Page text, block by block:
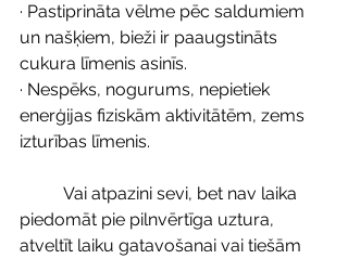
· Pastiprināta vēlme pēc saldumiem
un našķiem, bieži ir paaugstināts
cukura līmenis asinīs.
· Nespēks, nogurums, nepietiek
enerģijas fiziskām aktivitātēm, zems
izturības līmenis.
piedomāt pie pilnvērtīga uztura,
atveltīt laiku gatavošanai vai tiešām